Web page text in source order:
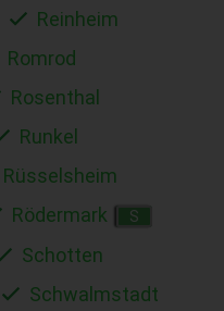
Reinheim
Romrod
Rosenthal
Runkel
Rüsselsheim
Rödermark S
Schotten
Schwalmstadt